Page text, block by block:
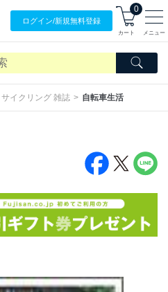
ログイン/新規無料登録
0
カート メニュー
イクリング 雑誌 自転車生活